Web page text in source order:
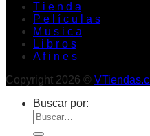
T i e n d a
P e l í c u l a s
M u s i c a
L i b r o s
A f i n e s
Copyright 2026 © VTiendas.cl
Buscar por: